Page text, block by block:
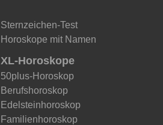
Sternzeichen-Test
Horoskope mit Namen
XL-Horoskope
50plus-Horoskop
Berufshoroskop
Edelsteinhoroskop
Familienhoroskop